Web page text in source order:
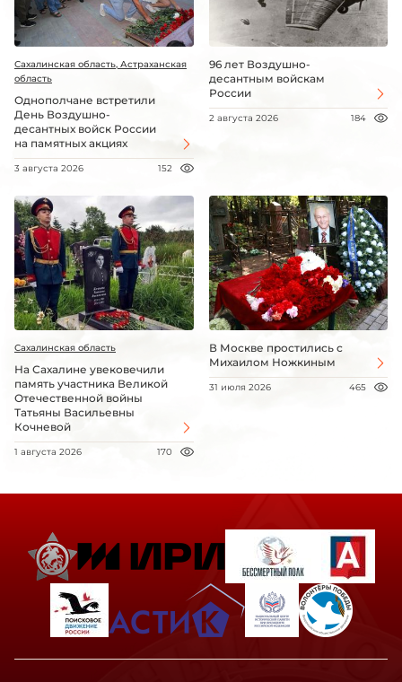
Сахалинская область, Астраханская
область
Однополчане встретили
День Воздушно-
десантных войск России
на памятных акциях
3 августа 2026 152
96 лет Воздушно-
десантным войскам
России
2 августа 2026 184
Сахалинская область
На Сахалине увековечили
память участника Великой
Отечественной войны
Татьяны Васильевны
Кочневой
1 августа 2026 170
В Москве простились с
Михаилом Ножкиным
31 июля 2026 465